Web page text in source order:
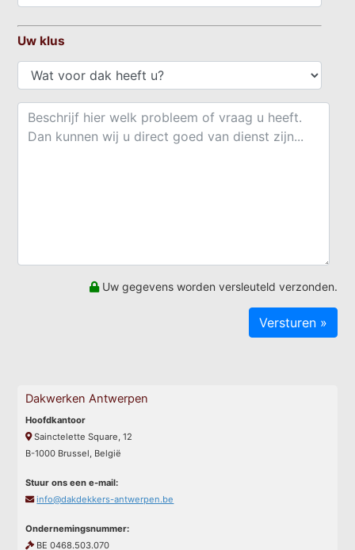
Uw klus
Uw gegevens worden versleuteld verzonden.
Dakwerken Antwerpen
Hoofdkantoor
Sainctelette Square, 12
B-1000 Brussel, België
Stuur ons een e-mail:
info@dakdekkers-antwerpen.be
Ondernemingsnummer:
BE 0468.503.070